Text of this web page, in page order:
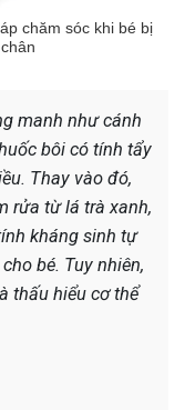
chăm sóc khi bé bị
manh như cánh
bôi có tính tẩy
Thay vào đó,
rửa từ lá trà xanh,
kháng sinh tự
bé. Tuy nhiên,
thấu hiểu cơ thể